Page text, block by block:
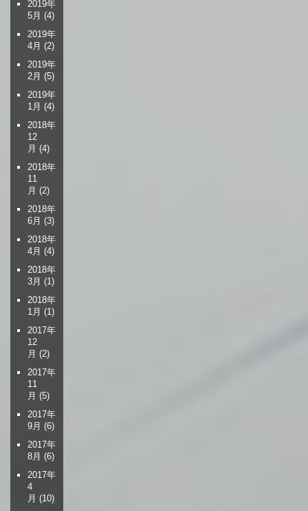
2019年
5月 (4)
2019年
4月 (2)
2019年
2月 (5)
2019年
1月 (4)
2018年
12
月 (4)
2018年
11
月 (2)
2018年
6月 (3)
2018年
4月 (4)
2018年
3月 (1)
2018年
1月 (1)
2017年
12
月 (2)
2017年
11
月 (5)
2017年
9月 (6)
2017年
8月 (6)
2017年
4
月 (10)